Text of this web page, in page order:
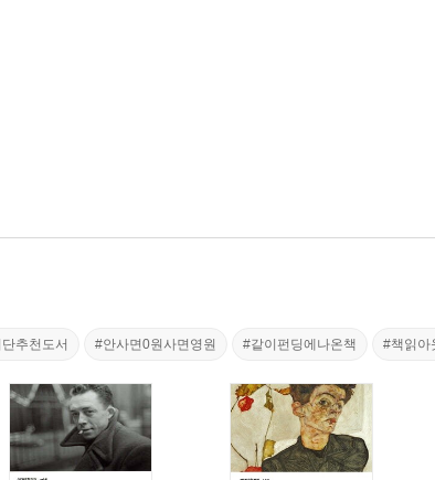
추천도서 #안사면0원사면영원 #같이펀딩에나온책 #책읽아